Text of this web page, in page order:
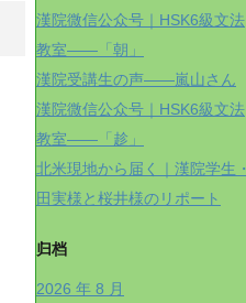
漢院微信公众号｜HSK6級文法
教室——「朝」
漢院受講生の声——嵐山さん
漢院微信公众号｜HSK6級文法
教室——「趁」
北米現地から届く｜漢院学生・
田実様と桜井様のリポート
归档
2026 年 8 月